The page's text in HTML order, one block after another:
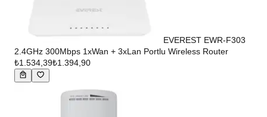
EVEREST EWR-F303
2.4GHz 300Mbps 1xWan + 3xLan Portlu Wireless Router
₺1.534,39₺1.394,90